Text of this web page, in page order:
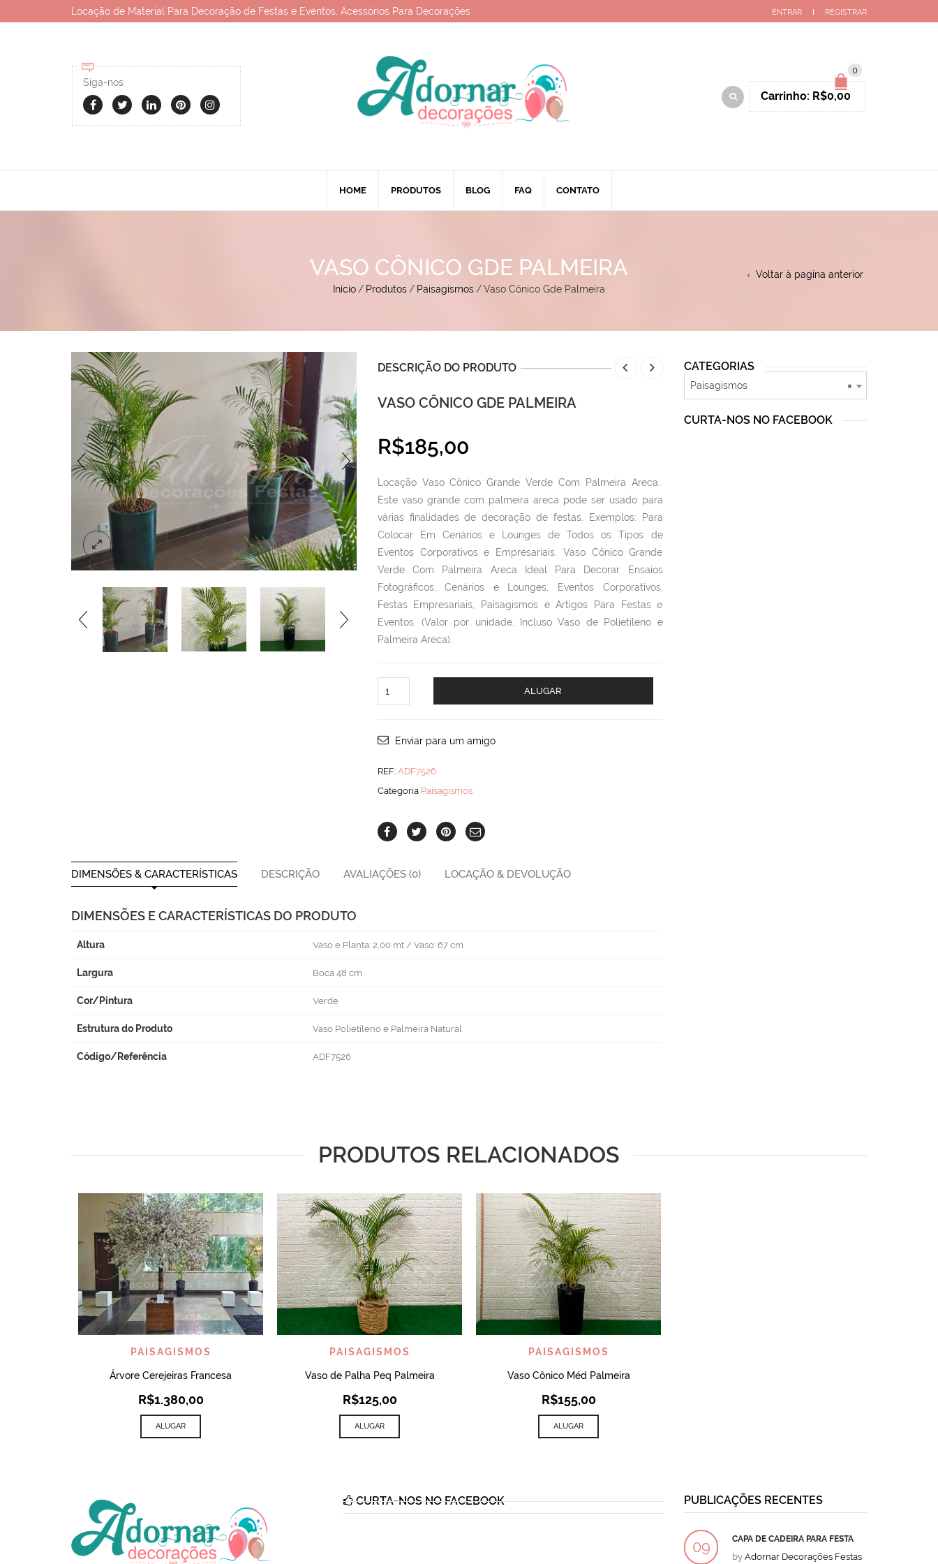
Locação de Material Para Decoração de Festas e Eventos, Acessórios Para Decorações ENTRAR REGISTRAR
Siga-nos
0
Carrinho: R$0,00
HOME PRODUTOS BLOG FAQ CONTATO
VASO CÔNICO GDE PALMEIRA
Início / Produtos / Paisagismos /Vaso Cônico Gde Palmeira
Voltar à pagina anterior
DESCRIÇÃO DO PRODUTO
VASO CÔNICO GDE PALMEIRA
R$185,00
Locação Vaso Cônico Grande Verde Com Palmeira Areca.
Este vaso grande com palmeira areca pode ser usado para
várias finalidades de decoração de festas. Exemplos: Para
Colocar Em Cenários e Lounges de Todos os Tipos de
Eventos Corporativos e Empresariais. Vaso Cônico Grande
Verde Com Palmeira Areca Ideal Para Decorar Ensaios
Fotográficos, Cenários e Lounges, Eventos Corporativos,
Festas Empresariais, Paisagismos e Artigos Para Festas e
Eventos. (Valor por unidade, Incluso Vaso de Polietileno e
Palmeira Areca).
Cônico
quantity
ALUGAR
Enviar para um amigo
REF: ADF7526
Categoria Paisagismos
DIMENSÕES & CARACTERÍSTICAS DESCRIÇÃO AVALIAÇÕES (0) LOCAÇÃO & DEVOLUÇÃO
DIMENSÕES E CARACTERÍSTICAS DO PRODUTO
Altura Vaso e Planta: 2,00 mt / Vaso: 67 cm
Largura Boca 48 cm
Cor/Pintura Verde
Estrutura do Produto Vaso Polietileno e Palmeira Natural
Código/Referência ADF7526
CATEGORIAS
×
Paisagismos
CURTA-NOS NO FACEBOOK
PRODUTOS RELACIONADOS
VISUALIZAR
PAISAGISMOS
Árvore Cerejeiras Francesa
R$1.380,00
ALUGAR
VISUALIZAR
PAISAGISMOS
Vaso de Palha Peq Palmeira
R$125,00
ALUGAR
VISUALIZAR
PAISAGISMOS
Vaso Cônico Méd Palmeira
R$155,00
ALUGAR
CURTA-NOS NO FACEBOOK PUBLICAÇÕES RECENTES
09 CAPA DE CADEIRA PARA FESTA
byAdornar Decorações Festas